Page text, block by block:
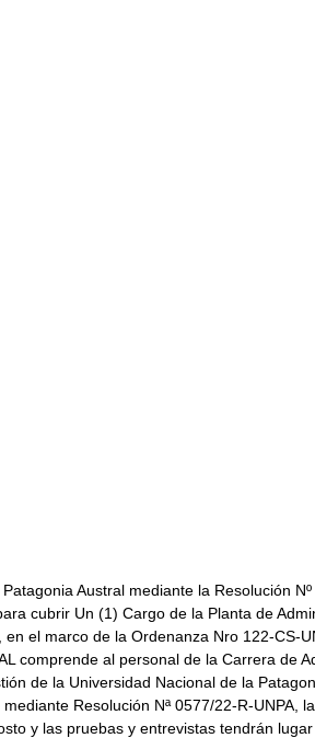
Austral mediante la Resolución
cubrir Un (1) Cargo de la Planta de
el marco de la Ordenanza Nro 122-CS-
comprende al personal de la Carrera de
de la Universidad Nacional de la
Resolución Nª 0577/22-R-UNPA,
y las pruebas y entrevistas tendrán